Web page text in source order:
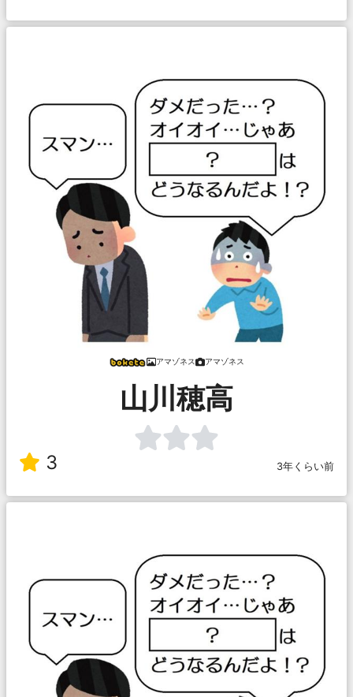
アマゾネス アマゾネス
山川穂高
3 3年くらい前